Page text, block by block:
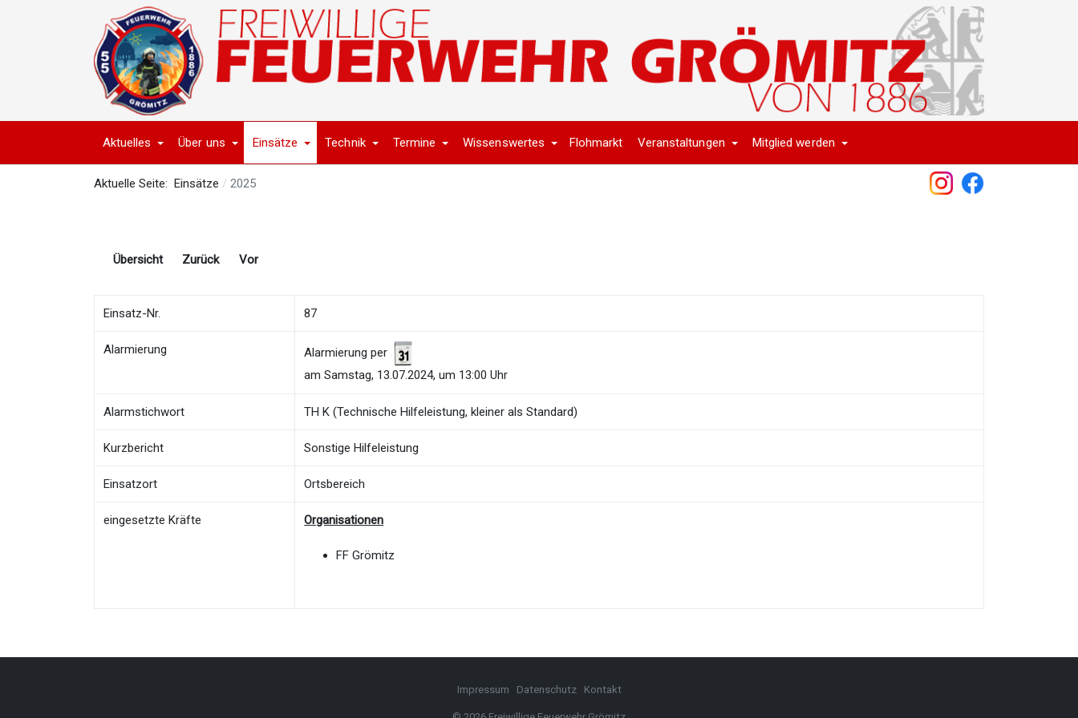
Aktuelles Über uns Einsätze Technik Termine Wissenswertes Flohmarkt Veranstaltungen Mitglied werden
Aktuelle Seite: Einsätze 2025
Übersicht Zurück Vor
Einsatz-Nr. 87
Alarmierung
Alarmierung per
am Samstag, 13.07.2024, um 13:00 Uhr
Alarmstichwort TH K (Technische Hilfeleistung, kleiner als Standard)
Kurzbericht Sonstige Hilfeleistung
Einsatzort Ortsbereich
eingesetzte Kräfte Organisationen
FF Grömitz
Impressum Datenschutz Kontakt